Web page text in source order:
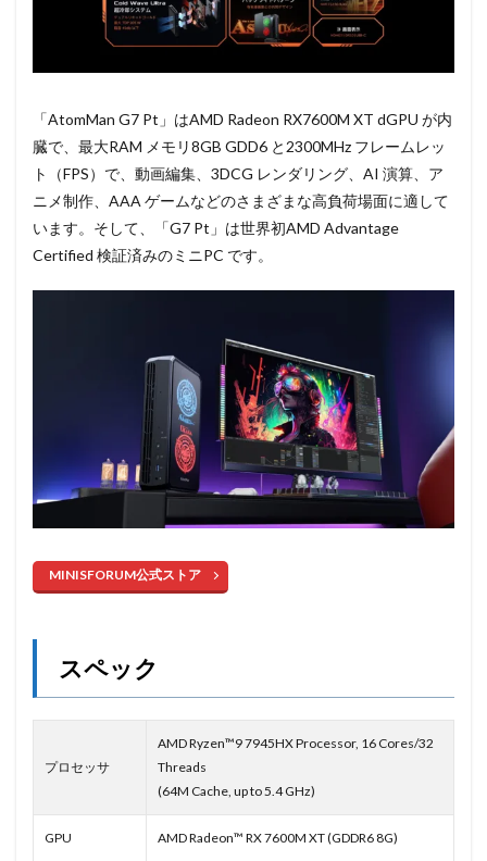
「AtomMan G7 Pt」はAMD Radeon RX7600M XT dGPU が内
臓で、最大RAM メモリ8GB GDD6 と2300MHz フレームレッ
ト（FPS）で、動画編集、3DCG レンダリング、AI 演算、ア
ニメ制作、AAA ゲームなどのさまざまな高負荷場面に適して
います。そして、「G7 Pt」は世界初AMD Advantage
Certified 検証済みのミニPC です。
MINISFORUM公式ストア
スペック
プロセッサ
AMD Ryzen™9 7945HX Processor, 16 Cores/32
Threads
(64M Cache, up to 5.4 GHz)
GPU AMD Radeon™ RX 7600M XT (GDDR6 8G)